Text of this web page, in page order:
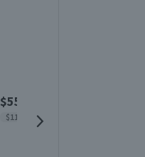
$5590
$11.180 x kg